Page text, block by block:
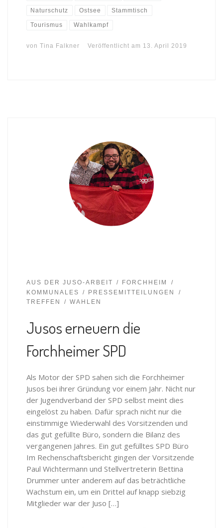
Naturschutz Ostsee Stammtisch
Tourismus Wahlkampf
von Tina Falkner Veröffentlicht am 13. April 2019
AUS DER JUSO-ARBEIT
FORCHHEIM
KOMMUNALES
PRESSEMITTEILUNGEN
TREFFEN
WAHLEN
Jusos erneuern die
Forchheimer SPD
Als Motor der SPD sahen sich die Forchheimer
Jusos bei ihrer Gründung vor einem Jahr. Nicht nur
der Jugendverband der SPD selbst meint dies
eingelöst zu haben. Dafür sprach nicht nur die
einstimmige Wiederwahl des Vorsitzenden und
das gut gefüllte Büro, sondern die Bilanz des
vergangenen Jahres. Ein gut gefülltes SPD Büro
Im Rechenschaftsbericht gingen der Vorsitzende
Paul Wichtermann und Stellvertreterin Bettina
Drummer unter anderem auf das beträchtliche
Wachstum ein, um ein Drittel auf knapp siebzig
Mitglieder war der Juso […]